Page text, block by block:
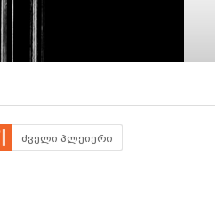
ძველი პლეიერი